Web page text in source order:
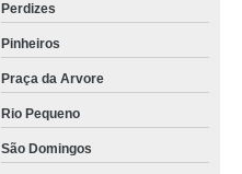
Perdizes
Pinheiros
Praça da Arvore
Rio Pequeno
São Domingos